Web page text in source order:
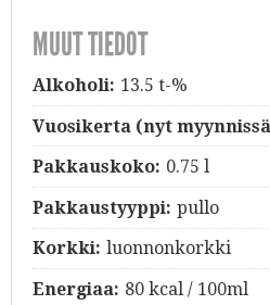
MUUT TIEDOT
Alkoholi: 13.5 t-%
Vuosikerta (nyt
Pakkauskoko: 0.75 l
Pakkaustyyppi: pullo
Korkki: luonnonkorkki
Energiaa: 80 kcal / 100ml